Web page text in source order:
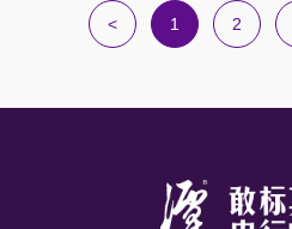
酒的系列白
来排列的
< 1 2